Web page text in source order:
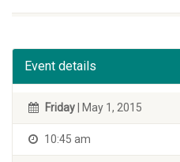
Event details
Friday | May 1, 2015
10:45 am